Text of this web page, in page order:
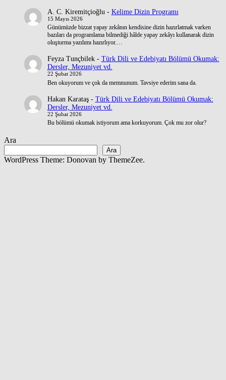
A. C. Kiremitçioğlu - Kelime Dizin Programı
15 Mayıs 2026
Günümüzde bizzat yapay zekânın kendisine dizin hazırlatmak varken
bazıları da programlama bilmediği hâlde yapay zekâyı kullanarak dizin
oluşturma yazılımı hazırlıyor.…
Feyza Tunçbilek- Türk Dili ve Edebiyatı Bölümü Okumak:
Dersler, Mezuniyet vd.
22 Şubat 2026
Ben okuyorum ve çok da memnunum. Tavsiye ederim sana da.
Hakan Karataş- Türk Dili ve Edebiyatı Bölümü Okumak:
Dersler, Mezuniyet vd.
22 Şubat 2026
Bu bölümü okumak istiyorum ama korkuyorum. Çok mu zor olur?
Ara
Ara
WordPress Theme: Donovan by ThemeZee.